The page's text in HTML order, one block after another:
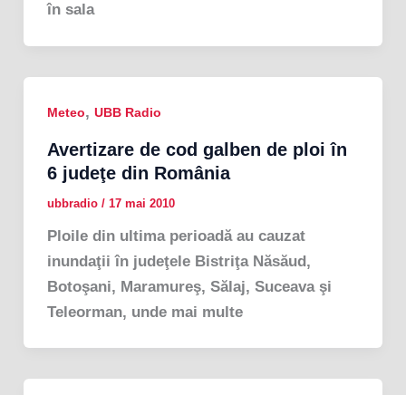
în sala
Meteo, UBB Radio
Avertizare de cod galben de ploi în
6 judeţe din România
ubbradio / 17 mai 2010
Ploile din ultima perioadă au cauzat
inundaţii în judeţele Bistriţa Năsăud,
Botoşani, Maramureş, Sălaj, Suceava şi
Teleorman, unde mai multe